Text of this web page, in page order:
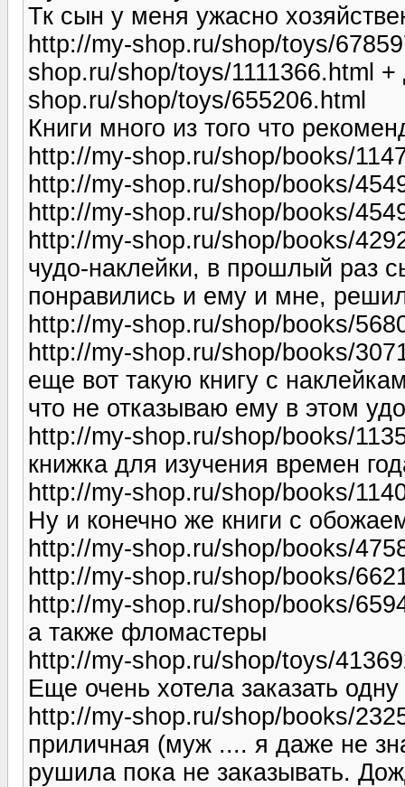
Тк сын у меня ужасно
http://my-shop.ru/shop/toys/
shop.ru/shop/toys/1111366.html
shop.ru/shop/toys/655206.html
Книги много из того что
http://my-shop.ru/shop/books/
http://my-shop.ru/shop/books/
http://my-shop.ru/shop/books/
http://my-shop.ru/shop/books/
чудо-наклейки, в прошлый раз
понравились и ему и мне,
http://my-shop.ru/shop/books/
http://my-shop.ru/shop/books/
еще вот такую книгу с
что не отказываю ему в этом
http://my-shop.ru/shop/books/
книжка для изучения времен
http://my-shop.ru/shop/books/
Ну и конечно же книги с
http://my-shop.ru/shop/books/
http://my-shop.ru/shop/books/
http://my-shop.ru/shop/books/
а также фломастеры
http://my-shop.ru/shop/toys/
Еще очень хотела заказать
http://my-shop.ru/shop/books/
приличная (муж .... я даже не
рушила пока не заказывать.